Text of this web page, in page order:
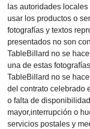
las autoridades
usar los productos o
fotografías y textos
presentados no son
TableBillard no se
una de estas
TableBillard no se
del contrato celebrado
o falta de
mayor,interrupción o
servicios postales y